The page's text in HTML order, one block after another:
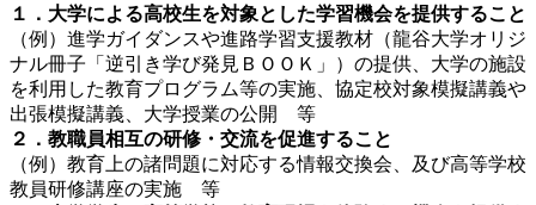
１．大学による高校生を対象とした学習機会を提供すること
（例）進学ガイダンスや進路学習支援教材（龍谷大学オリジ
ナル冊子「逆引き学び発見ＢＯＯＫ」）の提供、大学の施設
を利用した教育プログラム等の実施、協定校対象模擬講義や
出張模擬講義、大学授業の公開 等
２．教職員相互の研修・交流を促進すること
（例）教育上の諸問題に対応する情報交換会、及び高等学校
教員研修講座の実施 等